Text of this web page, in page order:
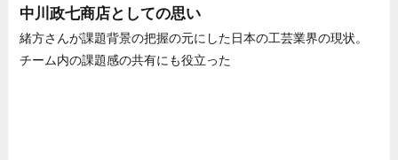
中川政七商店としての思い
緒方さんが課題背景の把握の元にした日本の工芸業界の現状。
チーム内の課題感の共有にも役立った